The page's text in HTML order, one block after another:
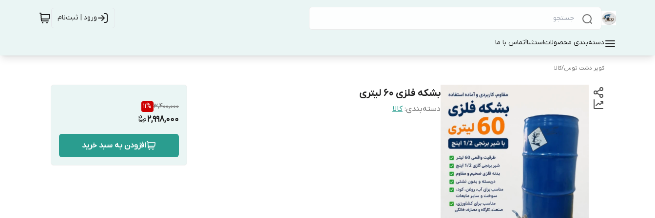
ورود | ثبت‌نام
دسته‌بندی محصولاتاستثنا!تماس با ما
کویر دشت توس/کالا
بشکه فلزی 60 لیتری
دسته‌بندی:کالا 3,400,000
11%
2,998,000
افزودن به سبد خرید